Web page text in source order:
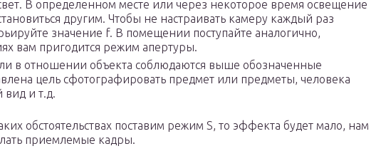
В определенном месте или через некоторое время освещение
другим. Чтобы не настраивать камеру каждый раз
значение f. В помещении поступайте аналогично,
вам пригодится режим апертуры.
в отношении объекта соблюдаются выше обозначенные
цель сфотографировать предмет или предметы, человека
и т.д.
обстоятельствах поставим режим S, то эффекта будет мало, нам
приемлемые кадры.